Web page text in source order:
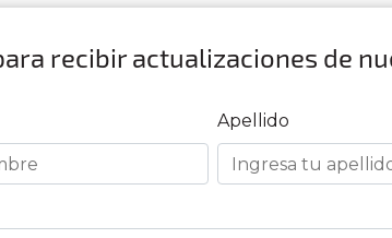
recibir actualizaciones de
Apellido